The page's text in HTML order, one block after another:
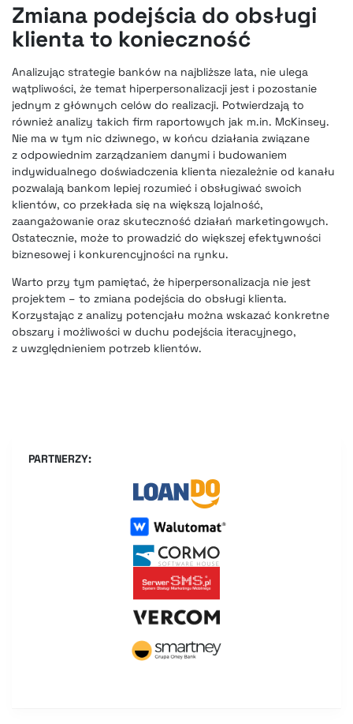
Zmiana podejścia do obsługi
klienta to konieczność
Analizując strategie banków na najbliższe lata, nie ulega
wątpliwości, że temat hiperpersonalizacji jest i pozostanie
jednym z głównych celów do realizacji. Potwierdzają to
również analizy takich firm raportowych jak m.in. McKinsey.
Nie ma w tym nic dziwnego, w końcu działania związane
z odpowiednim zarządzaniem danymi i budowaniem
indywidualnego doświadczenia klienta niezależnie od kanału
pozwalają bankom lepiej rozumieć i obsługiwać swoich
klientów, co przekłada się na większą lojalność,
zaangażowanie oraz skuteczność działań marketingowych.
Ostatecznie, może to prowadzić do większej efektywności
biznesowej i konkurencyjności na rynku.
Warto przy tym pamiętać, że hiperpersonalizacja nie jest
projektem – to zmiana podejścia do obsługi klienta.
Korzystając z analizy potencjału można wskazać konkretne
obszary i możliwości w duchu podejścia iteracyjnego,
z uwzględnieniem potrzeb klientów.
PARTNERZY: